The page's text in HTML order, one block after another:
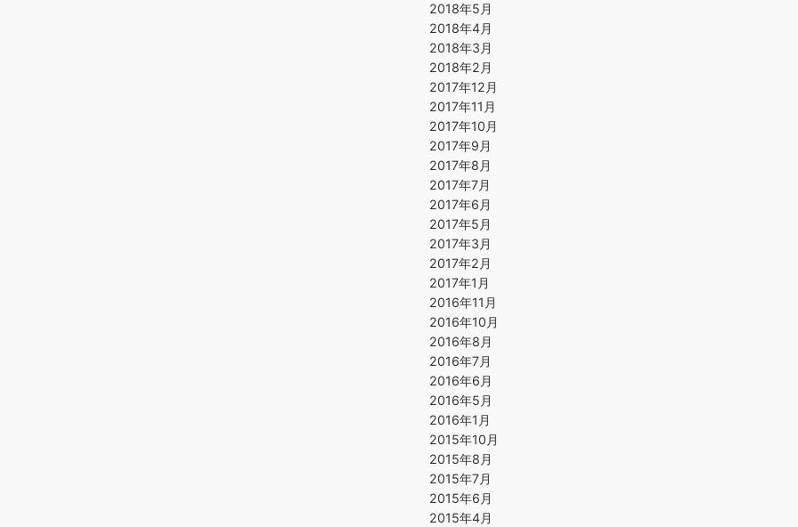
2018年5月
2018年4月
2018年3月
2018年2月
2017年12月
2017年11月
2017年10月
2017年9月
2017年8月
2017年7月
2017年6月
2017年5月
2017年3月
2017年2月
2017年1月
2016年11月
2016年10月
2016年8月
2016年7月
2016年6月
2016年5月
2016年1月
2015年10月
2015年8月
2015年7月
2015年6月
2015年4月